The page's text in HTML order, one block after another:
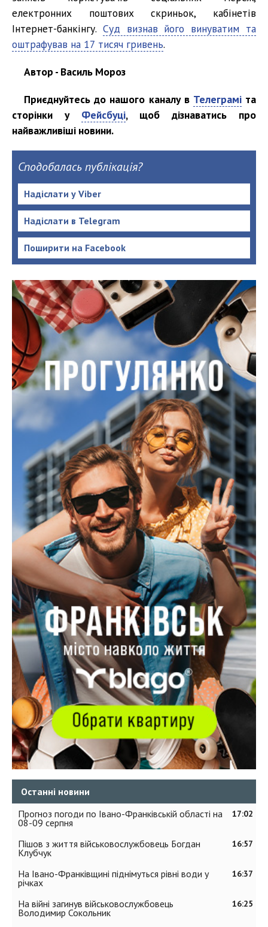
електронних поштових скриньок, кабінетів
Інтернет-банкінгу. Суд визнав його винуватим та
оштрафував на 17 тисяч гривень.
Автор - Василь Мороз
Приєднуйтесь до нашого каналу в Телеграміта
сторінки у Фейсбуці, щоб дізнаватись про
найважливіші новини.
Сподобалась публікація?
Надіслати у Viber
Надіслати в Telegram
Поширити на Facebook
Останні новини
17:02
Прогноз погоди по Івано-Франківській області на
08-09 серпня
16:57
Пішов з життя військовослужбовець Богдан
Клубчук
16:37
На Івано-Франківщині піднімуться рівні води у
річках
16:25
На війні загинув військовослужбовець
Володимир Сокольник